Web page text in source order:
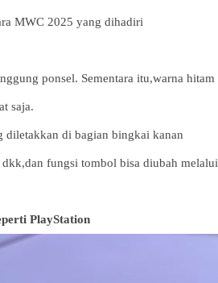
MWC 2025 yang dihadiri
ponsel. Sementara itu,warna hitam
saja.
diletakkan di bagian bingkai kanan
fungsi tombol bisa diubah melalui
PlayStation